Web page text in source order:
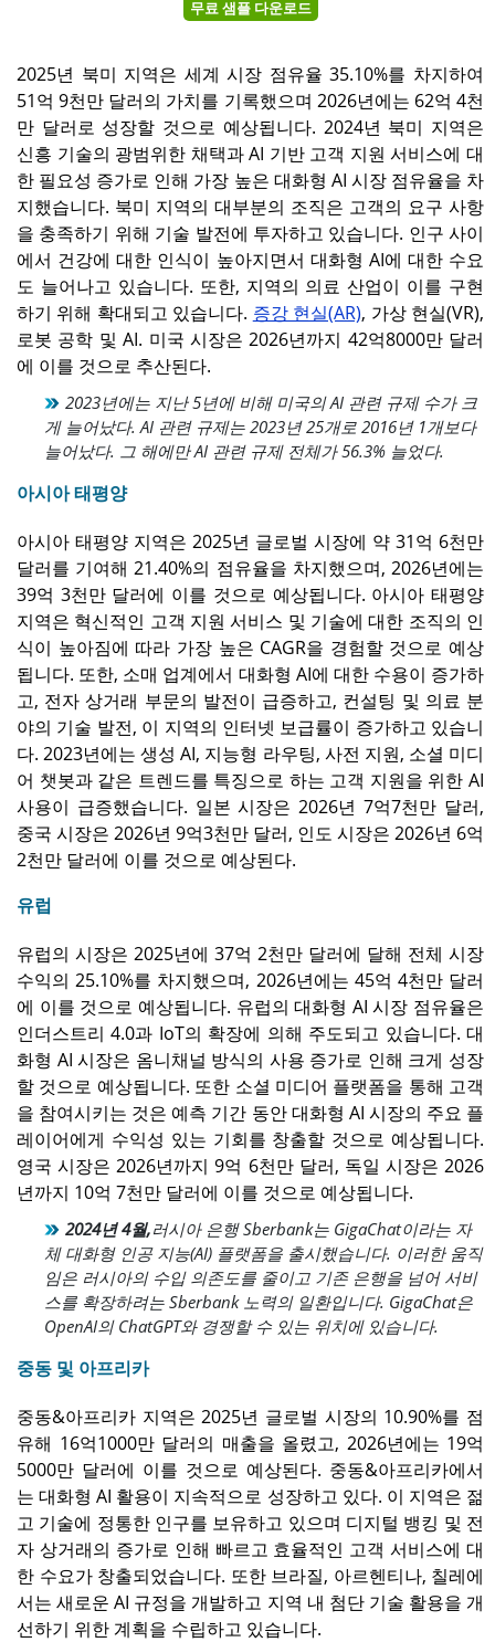
무료 샘플 다운로드
2025년 북미 지역은 세계 시장 점유율 35.10%를 차지하여
51억 9천만 달러의 가치를 기록했으며 2026년에는 62억 4천
만 달러로 성장할 것으로 예상됩니다. 2024년 북미 지역은
신흥 기술의 광범위한 채택과 AI 기반 고객 지원 서비스에 대
한 필요성 증가로 인해 가장 높은 대화형 AI 시장 점유율을 차
지했습니다. 북미 지역의 대부분의 조직은 고객의 요구 사항
을 충족하기 위해 기술 발전에 투자하고 있습니다. 인구 사이
에서 건강에 대한 인식이 높아지면서 대화형 AI에 대한 수요
도 늘어나고 있습니다. 또한, 지역의 의료 산업이 이를 구현
하기 위해 확대되고 있습니다. 증강 현실(AR), 가상 현실(VR),
로봇 공학 및 AI. 미국 시장은 2026년까지 42억8000만 달러
에 이를 것으로 추산된다.
2023년에는 지난 5년에 비해 미국의 AI 관련 규제 수가 크
게 늘어났다. AI 관련 규제는 2023년 25개로 2016년 1개보다
늘어났다. 그 해에만 AI 관련 규제 전체가 56.3% 늘었다.
아시아 태평양
아시아 태평양 지역은 2025년 글로벌 시장에 약 31억 6천만
달러를 기여해 21.40%의 점유율을 차지했으며, 2026년에는
39억 3천만 달러에 이를 것으로 예상됩니다. 아시아 태평양
지역은 혁신적인 고객 지원 서비스 및 기술에 대한 조직의 인
식이 높아짐에 따라 가장 높은 CAGR을 경험할 것으로 예상
됩니다. 또한, 소매 업계에서 대화형 AI에 대한 수용이 증가하
고, 전자 상거래 부문의 발전이 급증하고, 컨설팅 및 의료 분
야의 기술 발전, 이 지역의 인터넷 보급률이 증가하고 있습니
다. 2023년에는 생성 AI, 지능형 라우팅, 사전 지원, 소셜 미디
어 챗봇과 같은 트렌드를 특징으로 하는 고객 지원을 위한 AI
사용이 급증했습니다. 일본 시장은 2026년 7억7천만 달러,
중국 시장은 2026년 9억3천만 달러, 인도 시장은 2026년 6억
2천만 달러에 이를 것으로 예상된다.
유럽
유럽의 시장은 2025년에 37억 2천만 달러에 달해 전체 시장
수익의 25.10%를 차지했으며, 2026년에는 45억 4천만 달러
에 이를 것으로 예상됩니다. 유럽의 대화형 AI 시장 점유율은
인더스트리 4.0과 IoT의 확장에 의해 주도되고 있습니다. 대
화형 AI 시장은 옴니채널 방식의 사용 증가로 인해 크게 성장
할 것으로 예상됩니다. 또한 소셜 미디어 플랫폼을 통해 고객
을 참여시키는 것은 예측 기간 동안 대화형 AI 시장의 주요 플
레이어에게 수익성 있는 기회를 창출할 것으로 예상됩니다.
영국 시장은 2026년까지 9억 6천만 달러, 독일 시장은 2026
년까지 10억 7천만 달러에 이를 것으로 예상됩니다.
2024년 4월,러시아 은행 Sberbank는 GigaChat이라는 자
체 대화형 인공 지능(AI) 플랫폼을 출시했습니다. 이러한 움직
임은 러시아의 수입 의존도를 줄이고 기존 은행을 넘어 서비
스를 확장하려는 Sberbank 노력의 일환입니다. GigaChat은
OpenAI의 ChatGPT와 경쟁할 수 있는 위치에 있습니다.
중동 및 아프리카
중동&아프리카 지역은 2025년 글로벌 시장의 10.90%를 점
유해 16억1000만 달러의 매출을 올렸고, 2026년에는 19억
5000만 달러에 이를 것으로 예상된다. 중동&아프리카에서
는 대화형 AI 활용이 지속적으로 성장하고 있다. 이 지역은 젊
고 기술에 정통한 인구를 보유하고 있으며 디지털 뱅킹 및 전
자 상거래의 증가로 인해 빠르고 효율적인 고객 서비스에 대
한 수요가 창출되었습니다. 또한 브라질, 아르헨티나, 칠레에
서는 새로운 AI 규정을 개발하고 지역 내 첨단 기술 활용을 개
선하기 위한 계획을 수립하고 있습니다.